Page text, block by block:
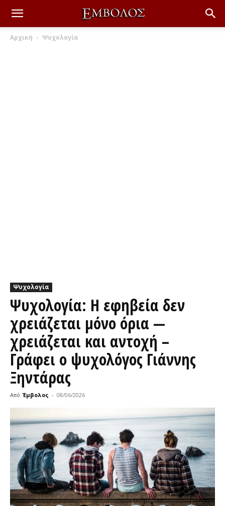
Αρχική Ψυχολογία
Ψυχολογία
Ψυχολογία: Η εφηβεία δεν
χρειάζεται μόνο όρια —
χρειάζεται και αντοχή –
Γράφει ο ψυχολόγος Γιάννης
Ξηντάρας
Από Έμβολος - 08/06/2026